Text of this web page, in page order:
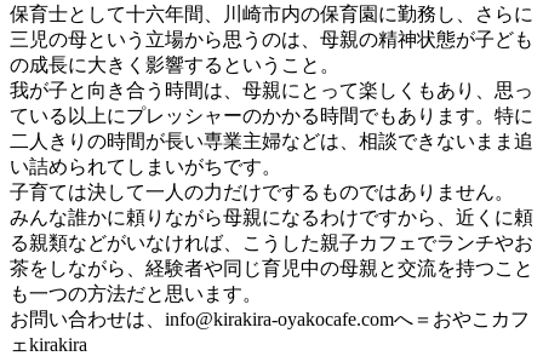
保育士として十六年間、川崎市内の保育園に勤務し、さらに
三児の母という立場から思うのは、母親の精神状態が子ども
の成長に大きく影響するということ。
我が子と向き合う時間は、母親にとって楽しくもあり、思っ
ている以上にプレッシャーのかかる時間でもあります。特に
二人きりの時間が長い専業主婦などは、相談できないまま追
い詰められてしまいがちです。
子育ては決して一人の力だけでするものではありません。
みんな誰かに頼りながら母親になるわけですから、近くに頼
る親類などがいなければ、こうした親子カフェでランチやお
茶をしながら、経験者や同じ育児中の母親と交流を持つこと
も一つの方法だと思います。
お問い合わせは、 info@kirakira-oyakocafe.comへ＝おやこカフ
ェkirakira